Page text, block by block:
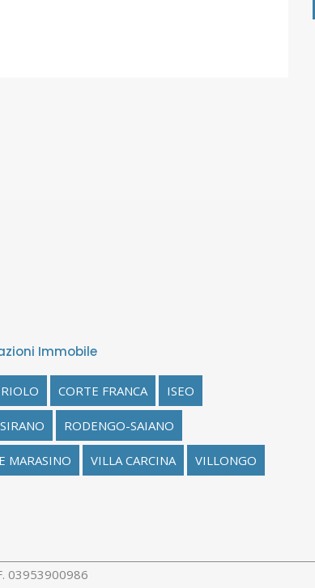
Immobile
CORTE FRANCA ISEO
RODENGO-SAIANO
MARASINO VILLA CARCINA VILLONGO
03953900986